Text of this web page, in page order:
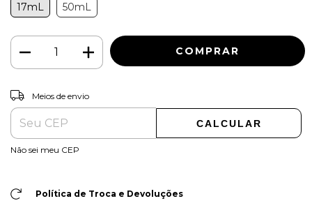
17mL 50mL
Entregas para o CEP:
Meios de envio
CALCULAR
Não sei meu CEP
Política de Troca e Devoluções